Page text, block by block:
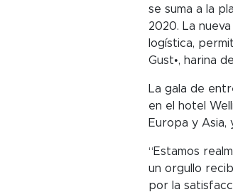
se suma a la
2020. La nueva
logística,
Gust•, harina
La gala de
en el hotel
Europa y Asia,
“Estamos
un orgullo
por la